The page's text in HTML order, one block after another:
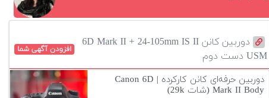
دوربین کانن 6D Mark II + 24-105mm IS II
USM دست دوم
افزودن آگهی شما
دوربین حرفه‌ای کانن کارکرده | Canon 6D
Mark II Body (شات 29k)